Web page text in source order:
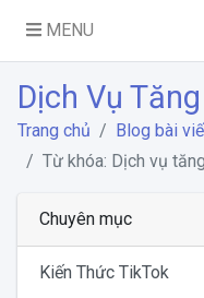
MENU
Dịch Vụ
Trang chủ
Blog bài
Từ khóa: Dịch vụ
Chuyên mục
Kiến Thức TikTok